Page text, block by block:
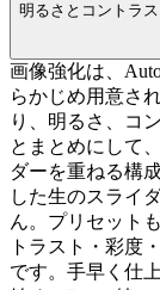
明るさとコントラ
画像強化は、
らかじめ用意さ
り、明るさ、コ
とまとめにして
ダーを重ねる構
した生のスライ
ん。プリセット
トラスト・彩度
です。手早く仕